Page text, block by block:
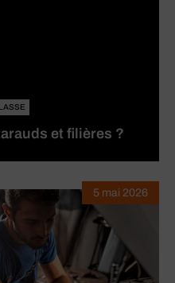
et filières ?
5 mai 2026